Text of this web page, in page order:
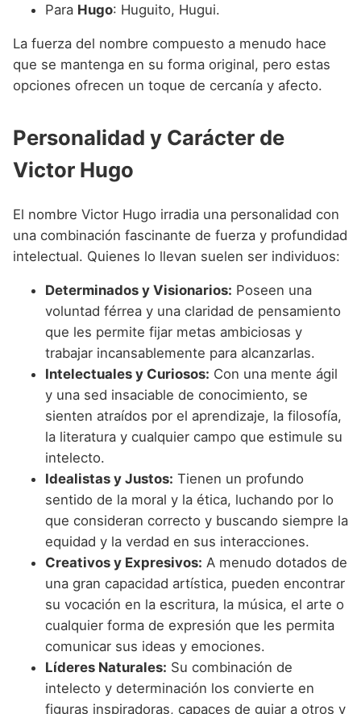
Para Hugo: Huguito, Hugui.
La fuerza del nombre compuesto a menudo hace
que se mantenga en su forma original, pero estas
opciones ofrecen un toque de cercanía y afecto.
Personalidad y Carácter de
Victor Hugo
El nombre Victor Hugo irradia una personalidad con
una combinación fascinante de fuerza y profundidad
intelectual. Quienes lo llevan suelen ser individuos:
Determinados y Visionarios: Poseen una
voluntad férrea y una claridad de pensamiento
que les permite fijar metas ambiciosas y
trabajar incansablemente para alcanzarlas.
Intelectuales y Curiosos: Con una mente ágil
y una sed insaciable de conocimiento, se
sienten atraídos por el aprendizaje, la filosofía,
la literatura y cualquier campo que estimule su
intelecto.
Idealistas y Justos: Tienen un profundo
sentido de la moral y la ética, luchando por lo
que consideran correcto y buscando siempre la
equidad y la verdad en sus interacciones.
Creativos y Expresivos: A menudo dotados de
una gran capacidad artística, pueden encontrar
su vocación en la escritura, la música, el arte o
cualquier forma de expresión que les permita
comunicar sus ideas y emociones.
Líderes Naturales: Su combinación de
intelecto y determinación los convierte en
figuras inspiradoras, capaces de guiar a otros y